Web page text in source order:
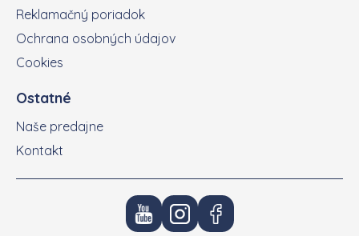
Reklamačný poriadok
Ochrana osobných údajov
Cookies
Ostatné
Naše predajne
Kontakt